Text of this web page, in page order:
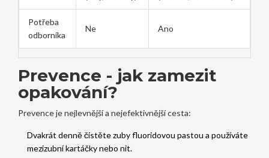
Potřeba
odborníka
Ne Ano
Prevence - jak zamezit
opakování?
Prevence je nejlevnější a nejefektivnější cesta:
Dvakrát denně čistěte zuby fluoridovou pastou a používáte
mezizubní kartáčky nebo nit.